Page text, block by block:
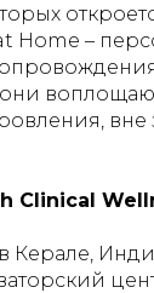
Home –
вне
Сlinical
Керале,